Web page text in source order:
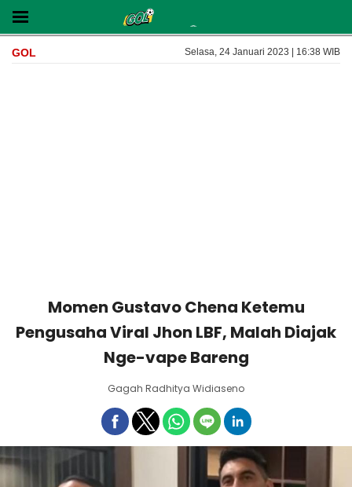
GOL Selasa, 24 Januari 2023 | 16:38 WIB
Momen Gustavo Chena Ketemu
Pengusaha Viral Jhon LBF, Malah Diajak
Nge-vape Bareng
Gagah Radhitya Widiaseno